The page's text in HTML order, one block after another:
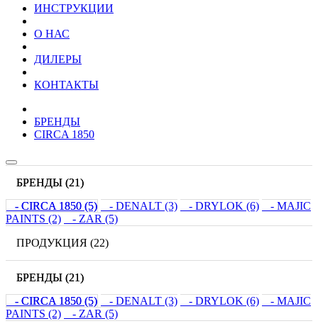
ИНСТРУКЦИИ
О НАС
ДИЛЕРЫ
КОНТАКТЫ
БРЕНДЫ
CIRCA 1850
БРЕНДЫ (21)
- CIRCA 1850 (5)
- DENALT (3) - DRYLOK (6)
- MAJIC
PAINTS (2)
- ZAR (5)
ПРОДУКЦИЯ (22)
БРЕНДЫ (21)
- CIRCA 1850 (5)
- DENALT (3) - DRYLOK (6)
- MAJIC
PAINTS (2)
- ZAR (5)